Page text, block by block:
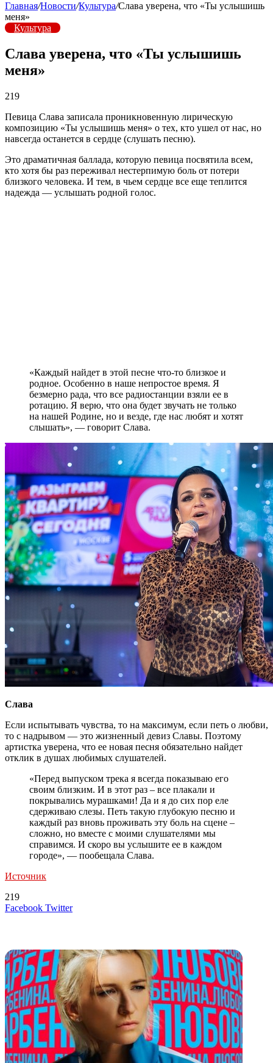
Главная/Новости/Культура/Слава уверена, что «Ты услышишь
меня»
Культура
Слава уверена, что «Ты услышишь
меня»
219
Певица Слава записала проникновенную лирическую
композицию «Ты услышишь меня» о тех, кто ушел от нас, но
навсегда останется в сердце (слушать песню).
Это драматичная баллада, которую певица посвятила всем,
кто хотя бы раз переживал нестерпимую боль от потери
близкого человека. И тем, в чьем сердце все еще теплится
надежда — услышать родной голос.
«Каждый найдет в этой песне что-то близкое и
родное. Особенно в наше непростое время. Я
безмерно рада, что все радиостанции взяли ее в
ротацию. Я верю, что она будет звучать не только
на нашей Родине, но и везде, где нас любят и хотят
слышать», — говорит Слава.
Слава
Если испытывать чувства, то на максимум, если петь о любви,
то с надрывом — это жизненный девиз Славы. Поэтому
артистка уверена, что ее новая песня обязательно найдет
отклик в душах любимых слушателей.
«Перед выпуском трека я всегда показываю его
своим близким. И в этот раз – все плакали и
покрывались мурашками! Да и я до сих пор еле
сдерживаю слезы. Петь такую глубокую песню и
каждый раз вновь проживать эту боль на сцене –
сложно, но вместе с моими слушателями мы
справимся. И скоро вы услышите ее в каждом
городе», — пообещала Слава.
Источник
219
Facebook TwitterLinkedIn
Tumblr
Reddit
Вконтакте
Одноклассники
Skype
Messenger
Messenger
WhatsApp
Telegram
Viber
Line
Поделиться
Печатать